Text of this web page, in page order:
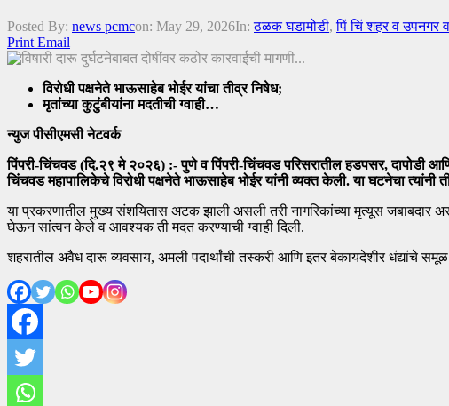
Posted By: news pcmcon: May 29, 2026In:ठळक घडामोडी,पिं चिं शहर व उपनगर
Print Email
विरोधी पक्षनेते भाऊसाहेब भोईर यांचा तीव्र निषेध;
मृतांच्या कुटुंबीयांना मदतीची ग्वाही…
न्युज पीसीएमसी नेटवर्क
पिंपरी-चिंचवड (दि.२९ मे २०२६) :- पुणे व पिंपरी-चिंचवड परिसरातील हडपसर, दापोडी
चिंचवड महापालिकेचे विरोधी पक्षनेते भाऊसाहेब भोईर यांनी व्यक्त केली. या घटनेचा
या प्रकरणातील मुख्य संशयितास अटक झाली असली तरी नागरिकांच्या मृत्यूस जबाबदार
घेऊन सांत्वन केले व आवश्यक ती मदत करण्याची ग्वाही दिली.
शहरातील अवैध दारू व्यवसाय, अमली पदार्थांची तस्करी आणि इतर बेकायदेशीर धंद्यांचे समूळ